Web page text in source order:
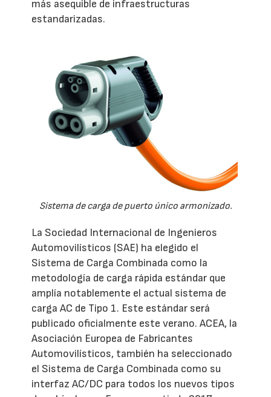
más asequible de infraestructuras
estandarizadas.
Sistema de carga de puerto único armonizado.
La Sociedad Internacional de Ingenieros
Automovilísticos (SAE) ha elegido el
Sistema de Carga Combinada como la
metodología de carga rápida estándar que
amplía notablemente el actual sistema de
carga AC de Tipo 1. Este estándar será
publicado oficialmente este verano. ACEA, la
Asociación Europea de Fabricantes
Automovilísticos, también ha seleccionado
el Sistema de Carga Combinada como su
interfaz AC/DC para todos los nuevos tipos